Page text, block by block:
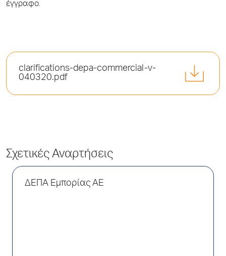
έγγραφο.
clarifications-depa-commercial-v-
040320.pdf
Σχετικές Αναρτήσεις
ΔΕΠΑ Εμπορίας AE